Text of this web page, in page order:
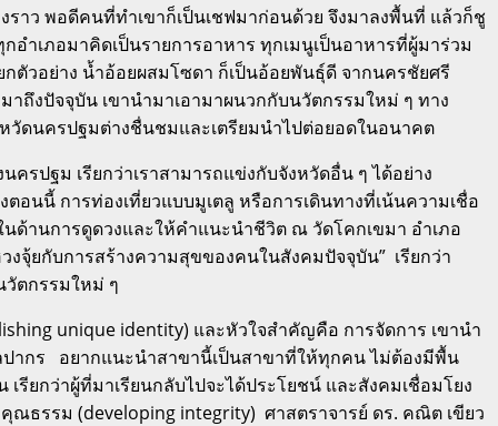
ราว พอดีคนที่ทำเขาก็เป็นเชฟมาก่อนด้วย จึงมาลงพื้นที่ แล้วก็ชู
อำเภอมาคิดเป็นรายการอาหาร ทุกเมนูเป็นอาหารที่ผู้มาร่วม
ตัวอย่าง น้ำอ้อยผสมโซดา ก็เป็นอ้อยพันธุ์ดี จากนครชัยศรี
ถึงปัจจุบัน เขานำมาเอามาผนวกกับนวัตกรรมใหม่ ๆ ทาง
วัดนครปฐมต่างชื่นชมและเตรียมนำไปต่อยอดในอนาคต
รปฐม เรียกว่าเราสามารถแข่งกับจังหวัดอื่น ๆ ได้อย่าง
อนนี้ การท่องเที่ยวแบบมูเตลู หรือการเดินทางที่เน้นความเชื่อ
ด้านการดูดวงและให้คำแนะนำชีวิต ณ วัดโคกเขมา อำเภอ
จุ้ยกับการสร้างความสุขของคนในสังคมปัจจุบัน” เรียกว่า
วัตกรรมใหม่ ๆ
unique identity) และหัวใจสำคัญคือ การจัดการ เขานำ
ากร อยากแนะนำสาขานี้เป็นสาขาที่ให้ทุกคน ไม่ต้องมีพื้น
ยกว่าผู้ที่มาเรียนกลับไปจะได้ประโยชน์ และสังคมเชื่อมโยง
ธรรม (developing integrity) ศาสตราจารย์ ดร. คณิต เขียว